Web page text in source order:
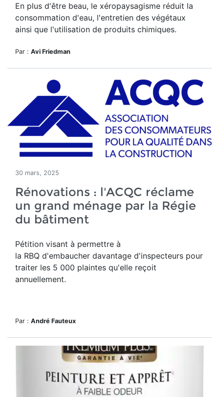
En plus d'être beau, le xéropaysagisme réduit la
consommation d'eau, l'entretien des végétaux
ainsi que l'utilisation de produits chimiques.
Par : Avi Friedman
30 mars, 2025
Rénovations : l'ACQC réclame
un grand ménage par la Régie
du bâtiment
Pétition visant à permettre à
la RBQ d'embaucher davantage d'inspecteurs pour
traiter les 5 000 plaintes qu'elle reçoit
annuellement.
Par : André Fauteux